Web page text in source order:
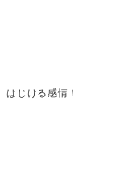
じける感情！